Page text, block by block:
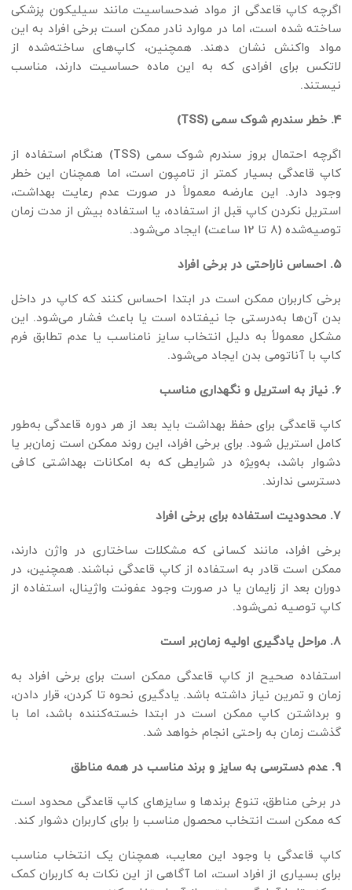
اگرچه کاپ قاعدگی از مواد ضدحساسیت مانند سیلیکون پزشکی
ساخته شده است، اما در موارد نادر ممکن است برخی افراد به این
مواد واکنش نشان دهند. همچنین، کاپ‌های ساخته‌شده از
لاتکس برای افرادی که به این ماده حساسیت دارند، مناسب
نیستند.
4. خطر سندرم شوک سمی (TSS)
اگرچه احتمال بروز سندرم شوک سمی (TSS) هنگام استفاده از
کاپ قاعدگی بسیار کمتر از تامپون است، اما همچنان این خطر
وجود دارد. این عارضه معمولاً در صورت عدم رعایت بهداشت،
استریل نکردن کاپ قبل از استفاده، یا استفاده بیش از مدت زمان
توصیه‌شده (8 تا 12 ساعت) ایجاد می‌شود.
5. احساس ناراحتی در برخی افراد
برخی کاربران ممکن است در ابتدا احساس کنند که کاپ در داخل
بدن آن‌ها به‌درستی جا نیفتاده است یا باعث فشار می‌شود. این
مشکل معمولاً به دلیل انتخاب سایز نامناسب یا عدم تطابق فرم
کاپ با آناتومی بدن ایجاد می‌شود.
6. نیاز به استریل و نگهداری مناسب
کاپ قاعدگی برای حفظ بهداشت باید بعد از هر دوره قاعدگی به‌طور
کامل استریل شود. برای برخی افراد، این روند ممکن است زمان‌بر یا
دشوار باشد، به‌ویژه در شرایطی که به امکانات بهداشتی کافی
دسترسی ندارند.
7. محدودیت استفاده برای برخی افراد
برخی افراد، مانند کسانی که مشکلات ساختاری در واژن دارند،
ممکن است قادر به استفاده از کاپ قاعدگی نباشند. همچنین، در
دوران بعد از زایمان یا در صورت وجود عفونت واژینال، استفاده از
کاپ توصیه نمی‌شود.
8. مراحل یادگیری اولیه زمان‌بر است
استفاده صحیح از کاپ قاعدگی ممکن است برای برخی افراد به
زمان و تمرین نیاز داشته باشد. یادگیری نحوه تا کردن، قرار دادن،
و برداشتن کاپ ممکن است در ابتدا خسته‌کننده باشد، اما با
گذشت زمان به راحتی انجام خواهد شد.
9. عدم دسترسی به سایز و برند مناسب در همه مناطق
در برخی مناطق، تنوع برندها و سایزهای کاپ قاعدگی محدود است
که ممکن است انتخاب محصول مناسب را برای کاربران دشوار کند.
کاپ قاعدگی با وجود این معایب، همچنان یک انتخاب مناسب
برای بسیاری از افراد است، اما آگاهی از این نکات به کاربران کمک